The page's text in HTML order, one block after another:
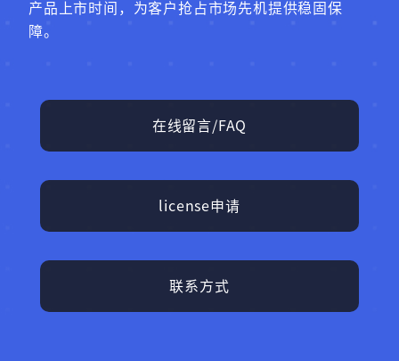
产品上市时间，为客户抢占市场先机提供稳固保
障。
在线留言/FAQ
license申请
联系方式